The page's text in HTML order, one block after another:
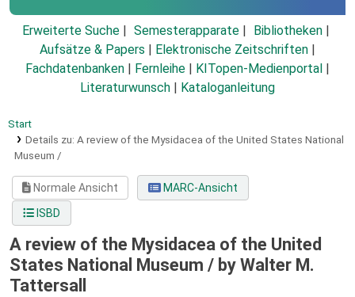
Erweiterte Suche Semesterapparate
Bibliotheken
Aufsätze & Papers
Elektronische Zeitschriften
Fachdatenbanken
Fernleihe KITopen-Medienportal
Literaturwunsch
Kataloganleitung
Start
Details zu: A review of the Mysidacea of the United States National
Museum /
Normale Ansicht
MARC-Ansicht
ISBD
A review of the Mysidacea of the United
States National Museum / by Walter M.
Tattersall